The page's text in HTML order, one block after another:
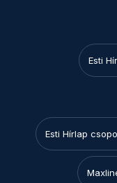
Esti
Esti Hírlap